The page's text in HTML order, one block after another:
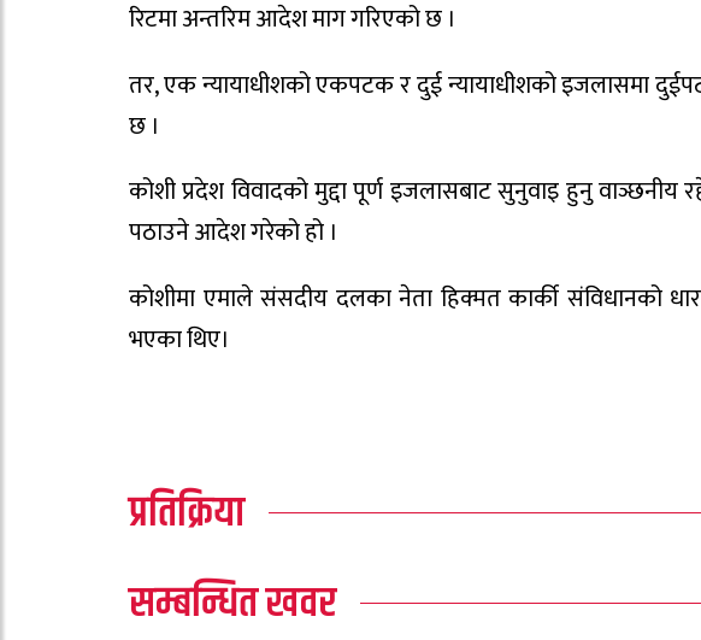
रिटमा अन्तरिम आदेश माग गरिएको छ ।
तर, एक न्यायाधीशको एकपटक र दुई न्यायाधीशको इजलासमा
छ ।
कोशी प्रदेश विवादको मुद्दा पूर्ण इजलासबाट सुनुवाइ हुनु
पठाउने आदेश गरेको हो ।
कोशीमा एमाले संसदीय दलका नेता हिक्मत कार्की संविधानको
भएका थिए।
प्रतिक्रिया
सम्बन्धित खवर